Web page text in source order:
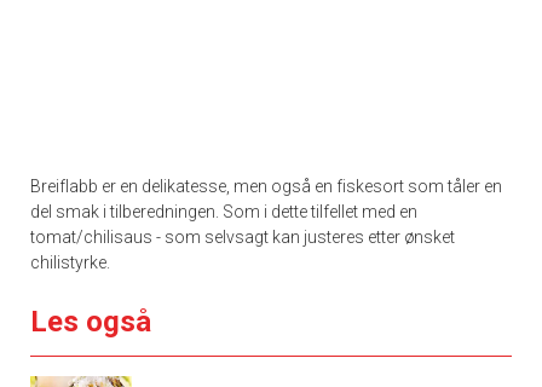
Breiflabb er en delikatesse, men også en fiskesort som tåler en
del smak i tilberedningen. Som i dette tilfellet med en
tomat/chilisaus - som selvsagt kan justeres etter ønsket
chilistyrke.
Les også